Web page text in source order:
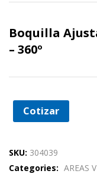
Boquilla
– 360º
Cotizar
SKU: 304039
Categories: AREAS